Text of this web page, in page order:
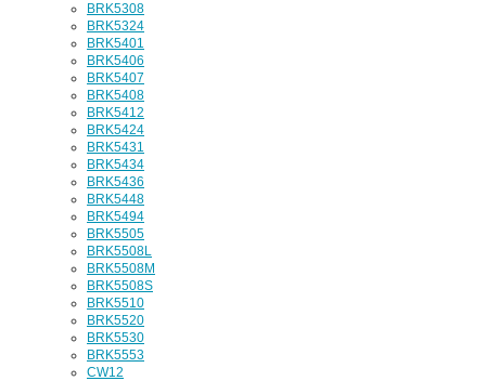
BRK5308
BRK5324
BRK5401
BRK5406
BRK5407
BRK5408
BRK5412
BRK5424
BRK5431
BRK5434
BRK5436
BRK5448
BRK5494
BRK5505
BRK5508L
BRK5508M
BRK5508S
BRK5510
BRK5520
BRK5530
BRK5553
CW12